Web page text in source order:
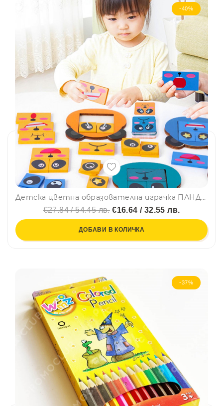
-40%
Детска цветна образователна играчка ПАНДА СМЯНА НА ЛИЦА по метода на МОНТЕСОРИ BT03
€27.84 / 54.45 лв.€16.64 / 32.55 лв.
ДОБАВИ В КОЛИЧКА
-37%